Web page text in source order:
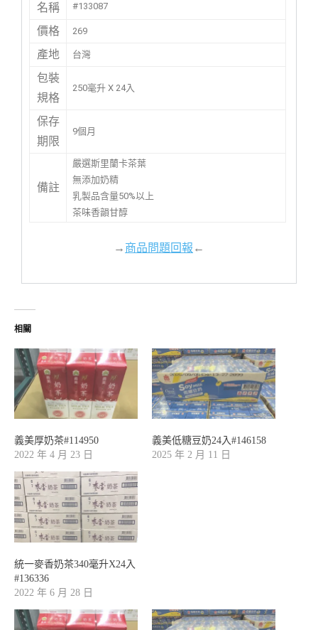
名稱
#133087
價格 269
產地 台灣
包裝
規格
250毫升 X 24入
保存
期限
9個月
備註
嚴選斯里蘭卡茶葉
無添加奶精
乳製品含量50%以上
茶味香韻甘醇
→商品問題回報←
相關
義美厚奶茶#114950
2022 年 4 月 23 日
義美低糖豆奶24入#146158
2025 年 2 月 11 日
統一麥香奶茶340毫升X24入
#136336
2022 年 6 月 28 日